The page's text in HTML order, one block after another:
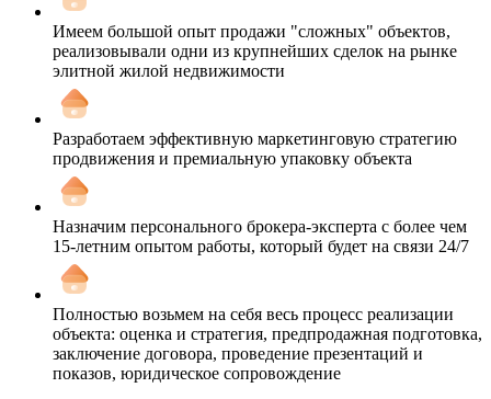
Имеем большой опыт продажи "сложных" объектов,
реализовывали одни из крупнейших сделок на рынке
элитной жилой недвижимости
Разработаем эффективную маркетинговую стратегию
продвижения и премиальную упаковку объекта
Назначим персонального брокера-эксперта с более чем
15-летним опытом работы, который будет на связи 24/7
Полностью возьмем на себя весь процесс реализации
объекта: оценка и стратегия, предпродажная подготовка,
заключение договора, проведение презентаций и
показов, юридическое сопровождение